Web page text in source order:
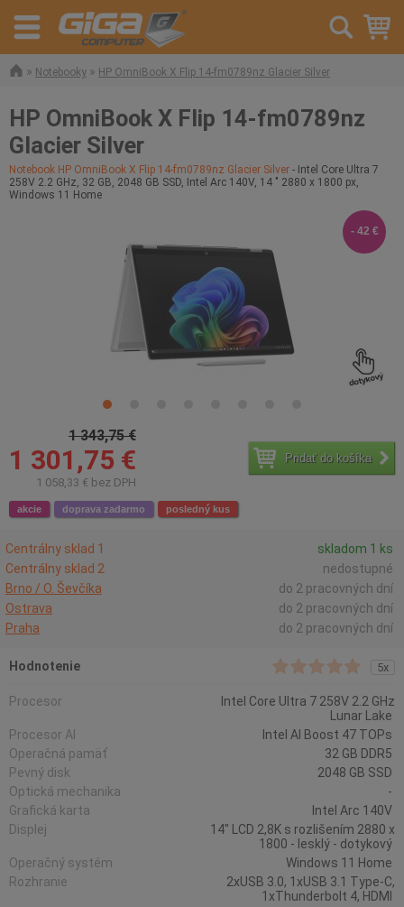
» Notebooky » HP OmniBook X Flip 14-fm0789nz Glacier Silver
HP OmniBook X Flip 14-fm0789nz
Glacier Silver
Notebook HP OmniBook X Flip 14-fm0789nz Glacier Silver - Intel Core Ultra 7
258V 2.2 GHz, 32 GB, 2048 GB SSD, Intel Arc 140V, 14 " 2880 x 1800 px,
Windows 11 Home
1 343,75 €
1 301,75 €
1 058,33 € bez DPH
Pridať do košíka
akcie doprava zadarmo posledný kus
- 42 €
Centrálny sklad 1
skladom 1 ks
Centrálny sklad 2
nedostupné
Brno / O. Ševčíka
do 2 pracovných dní
Ostrava
do 2 pracovných dní
Praha
do 2 pracovných dní
Hodnotenie 5x
Procesor
Intel Core Ultra 7 258V 2.2 GHz
Lunar Lake
Procesor AI
Intel AI Boost 47 TOPs
Operačná pamäť
32 GB DDR5
Pevný disk
2048 GB SSD
Optická mechanika
-
Grafická karta
Intel Arc 140V
Displej
14" LCD 2,8K s rozlišením 2880 x
1800 - lesklý - dotykový
Operačný systém
Windows 11 Home
Rozhranie
2xUSB 3.0, 1xUSB 3.1 Type-C,
1xThunderbolt 4, HDMI